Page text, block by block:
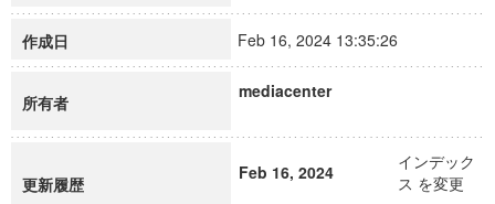
作成日 Feb 16, 2024 13:35:26
所有者
mediacenter
更新履歴
Feb 16, 2024
インデック
ス を変更